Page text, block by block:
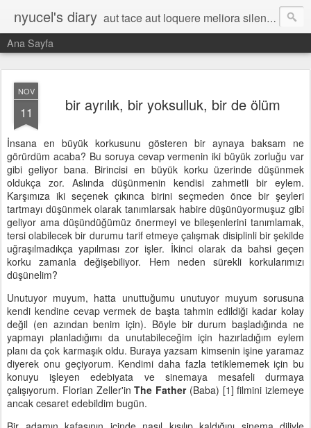
nyucel's diary aut tace aut loquere meliora silentio
Ana Sayfa
NOV
11 bir ayrılık, bir yoksulluk, bir de ölüm
İnsana en büyük korkusunu gösteren bir aynaya baksam ne
görürdüm acaba? Bu soruya cevap vermenin iki büyük zorluğu var
gibi geliyor bana. Birincisi en büyük korku üzerinde düşünmek
oldukça zor. Aslında düşünmenin kendisi zahmetli bir eylem.
Karşımıza iki seçenek çıkınca birini seçmeden önce bir şeyleri
tartmayı düşünmek olarak tanımlarsak habire düşünüyormuşuz gibi
geliyor ama düşündüğümüz önermeyi ve bileşenlerini tanımlamak,
tersi olabilecek bir durumu tarif etmeye çalışmak disiplinli bir şekilde
uğraşılmadıkça yapılması zor işler. İkinci olarak da bahsi geçen
korku zamanla değişebiliyor. Hem neden sürekli korkularımızı
düşünelim?
Unutuyor muyum, hatta unuttuğumu unutuyor muyum sorusuna
kendi kendine cevap vermek de başta tahmin edildiği kadar kolay
değil (en azından benim için). Böyle bir durum başladığında ne
yapmayı planladığımı da unutabileceğim için hazırladığım eylem
planı da çok karmaşık oldu. Buraya yazsam kimsenin işine yaramaz
diyerek onu geçiyorum. Kendimi daha fazla tetiklememek için bu
konuyu işleyen edebiyata ve sinemaya mesafeli durmaya
çalışıyorum. Florian Zeller'inThe Father(Baba) [1] filmini izlemeye
ancak cesaret edebildim bugün.